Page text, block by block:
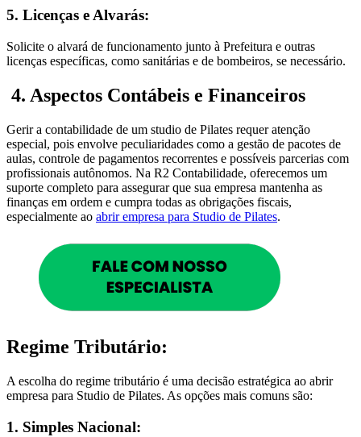
5. Licenças e Alvarás:
Solicite o alvará de funcionamento junto à Prefeitura e outras
licenças específicas, como sanitárias e de bombeiros, se necessário.
4. Aspectos Contábeis e Financeiros
Gerir a contabilidade de um studio de Pilates requer atenção
especial, pois envolve peculiaridades como a gestão de pacotes de
aulas, controle de pagamentos recorrentes e possíveis parcerias com
profissionais autônomos. Na R2 Contabilidade, oferecemos um
suporte completo para assegurar que sua empresa mantenha as
finanças em ordem e cumpra todas as obrigações fiscais,
especialmente ao abrir empresa para Studio de Pilates.
Regime Tributário:
A escolha do regime tributário é uma decisão estratégica ao abrir
empresa para Studio de Pilates. As opções mais comuns são:
1. Simples Nacional: